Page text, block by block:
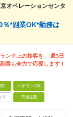
オペレーションセンタ
％*副業OK*勤務は
ンク上の接客を。 週3日
業も全力で応援します！
ベテランOK
月 面接1回